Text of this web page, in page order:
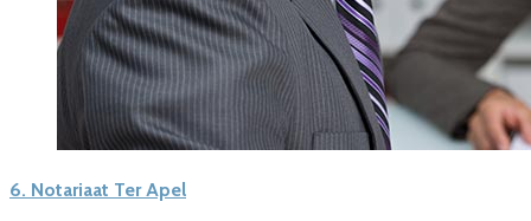
6. Notariaat Ter Apel